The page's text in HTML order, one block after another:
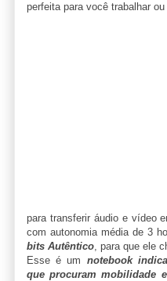
perfeita para você trabalhar
para transferir áudio e vídeo
com autonomia média de 3
bits Autêntico, para que ele
Esse é um notebook
que procuram mobilidade